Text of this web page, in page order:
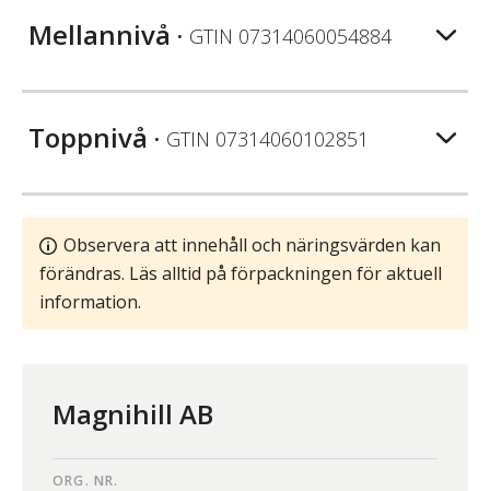
Mellannivå • GTIN 07314060054884
Toppnivå • GTIN 07314060102851
Observera att innehåll och näringsvärden kan
förändras. Läs alltid på förpackningen för aktuell
information.
Magnihill AB
ORG. NR.